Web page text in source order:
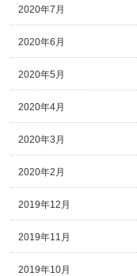
2020年7月
2020年6月
2020年5月
2020年4月
2020年3月
2020年2月
2019年12月
2019年11月
2019年10月